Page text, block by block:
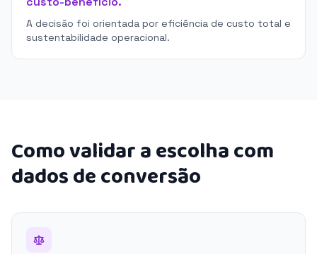
A decisão foi orientada por eficiência de custo total e
sustentabilidade operacional.
Como validar a escolha com
dados de conversão